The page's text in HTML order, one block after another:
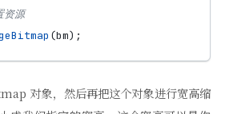
源
(bm);
对象，然后再把这个对象进行宽高缩